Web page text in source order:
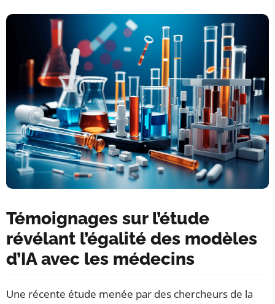
Témoignages sur l’étude
révélant l’égalité des modèles
d’IA avec les médecins
Une récente étude menée par des chercheurs de la